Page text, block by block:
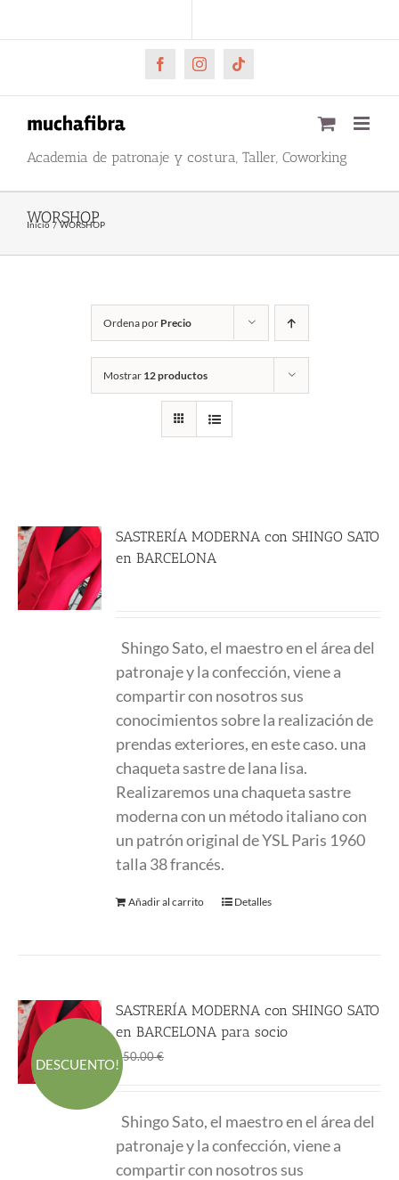
al
FacebookInstagramTiktok
Academia de patronaje y costura, Taller, Coworking
WORSHOP
Inicio WORSHOP
Ordena por Precio
Mostrar 12 productos
SASTRERÍA MODERNA con SHINGO SATO
en BARCELONA
Shingo Sato, el maestro en el área del
patronaje y la confección, viene a
compartir con nosotros sus
conocimientos sobre la realización de
prendas exteriores, en este caso. una
chaqueta sastre de lana lisa.
Realizaremos una chaqueta sastre
moderna con un método italiano con
un patrón original de YSL Paris 1960
talla 38 francés.
Añadir al carrito Detalles
DESCUENTO!
SASTRERÍA MODERNA con SHINGO SATO
en BARCELONA para socio
450.00€
era:
450.00 €.
es:
315.00 €.
Shingo Sato, el maestro en el área del
patronaje y la confección, viene a
compartir con nosotros sus